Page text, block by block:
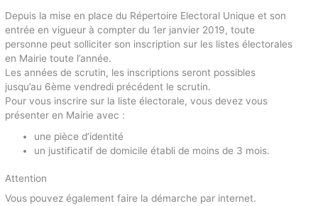
Depuis la mise en place du Répertoire Electoral Unique et son
entrée en vigueur à compter du 1er janvier 2019, toute
personne peut solliciter son inscription sur les listes électorales
en Mairie toute l’année.
Les années de scrutin, les inscriptions seront possibles
jusqu’au 6ème vendredi précédent le scrutin.
Pour vous inscrire sur la liste électorale, vous devez vous
présenter en Mairie avec :
une pièce d’identité
un justificatif de domicile établi de moins de 3 mois.
Attention
Vous pouvez également faire la démarche par internet.